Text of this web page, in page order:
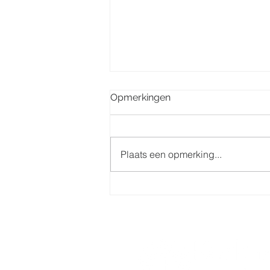
Misintenties week 32
Opmerkingen
Plaats een opmerking...